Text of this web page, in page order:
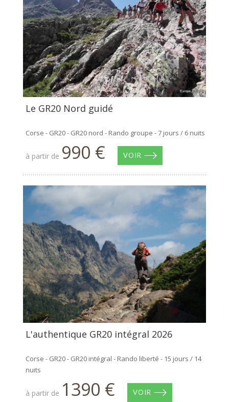
Le GR20 Nord guidé
Corse - GR20 - GR20 nord - Rando groupe - 7 jours / 6 nuits
à partir de 990 € VOIR
L'authentique GR20 intégral 2026
Corse - GR20 - GR20 intégral - Rando liberté - 15 jours / 14
nuits
à partir de 1390 € VOIR